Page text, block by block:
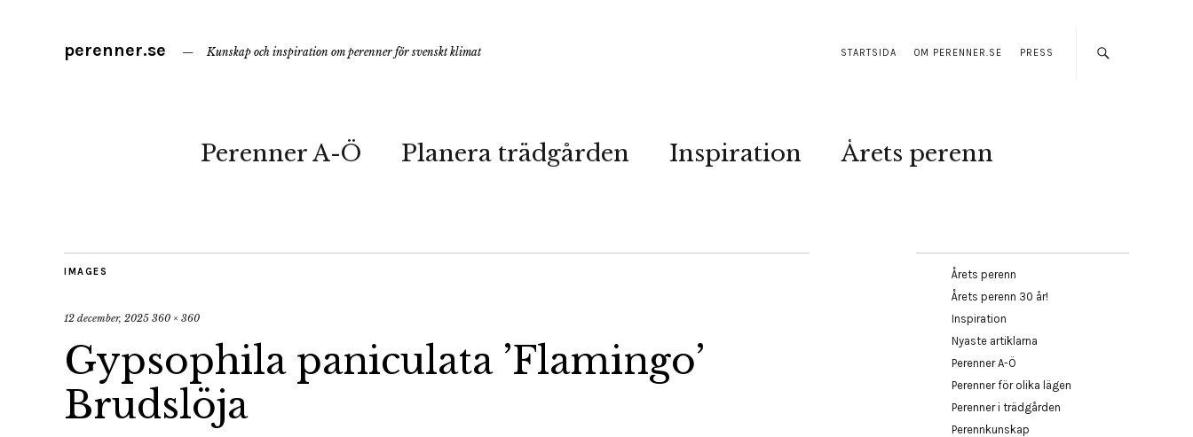
STARTSIDA OM PERENNER.SE PRESS
perenner.se Kunskap och inspiration om perenner för svenskt klimat
Perenner A-Ö Planera trädgården Inspiration Årets perenn
IMAGES
12 december, 2025 360 × 360
Gypsophila paniculata ’Flamingo’
Brudslöja
Årets perenn
Årets perenn 30 år!
Inspiration
Nyaste artiklarna
Perenner A-Ö
Perenner för olika lägen
Perenner i trädgården
Perennkunskap